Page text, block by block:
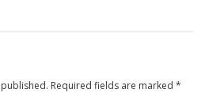
Required fields are marked *